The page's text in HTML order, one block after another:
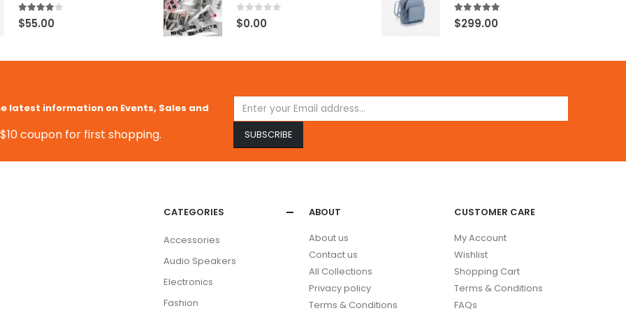
4.00 out of 5
$55.00 0 out of 5
$0.00 5.00out of 5
$299.00
latest information on Events, Sales and
coupon for first shopping.
CATEGORIES
Accessories
Audio Speakers
Electronics
Fashion
ABOUT
About us
Contact us
All Collections
Privacy policy
Terms & Conditions
CUSTOMER CARE
My Account
Wishlist
Shopping Cart
Terms & Conditions
FAQs